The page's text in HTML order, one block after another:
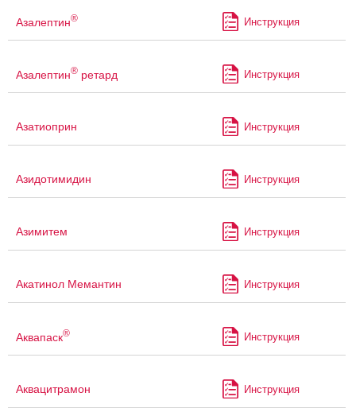
Азалептин® Инструкция
Азалептин® ретард Инструкция
Азатиоприн Инструкция
Азидотимидин Инструкция
Азимитем Инструкция
Акатинол Мемантин Инструкция
Аквапаск® Инструкция
Аквацитрамон Инструкция